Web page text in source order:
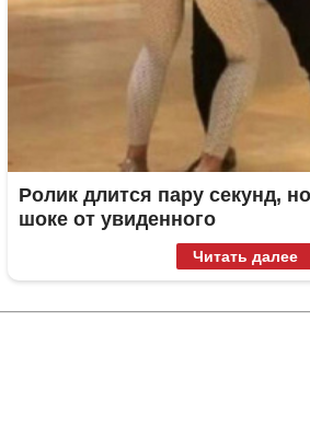
Ролик длится пару секунд,
шоке от увиденного
Читать далее